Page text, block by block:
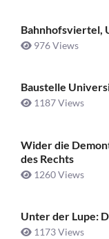
Bahnhofsviertel,
976 Views
Baustelle
1187 Views
Wider die
des Rechts
1260 Views
Unter der Lupe:
1173 Views